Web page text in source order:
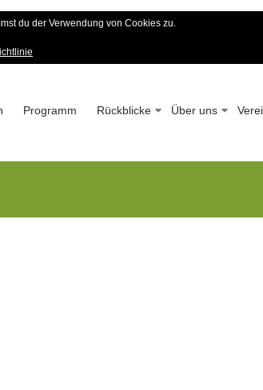
Programm Rückblicke Über uns
du der Verwendung von Cookies zu.